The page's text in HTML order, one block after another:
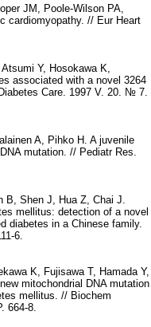
JM, Poole-Wilson PA,
cardiomyopathy. // Eur Heart
Y, Hosokawa K,
associated with a novel 3264
Care. 1997 V. 20. № 7.
A, Pihko H. A juvenile
mutation. // Pediatr Res.
B, Shen J, Hua Z, Chai J.
mellitus: detection of a novel
diabetes in a Chinese family.
6.
K, Fujisawa T, Hamada Y,
mitochondrial DNA mutation
mellitus. // Biochem
664-8.